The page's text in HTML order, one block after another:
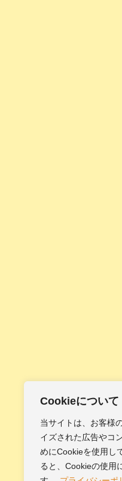
Cookieについて
当サイトは、お客様
イズされた広告やコ
めにCookieを使用し
ると、Cookieの使用